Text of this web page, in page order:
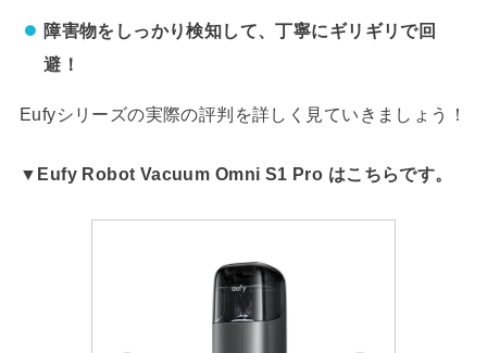
障害物をしっかり検知して、丁寧にギリギリで回
避！
Eufyシリーズの実際の評判を詳しく見ていきましょう！
▼Eufy Robot Vacuum Omni S1 Pro はこちらです。